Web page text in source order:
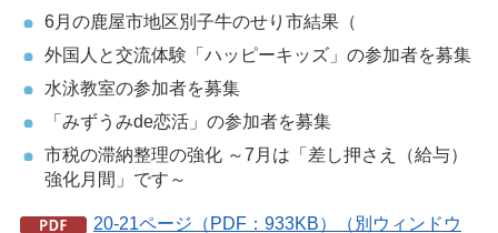
6月の鹿屋市地区別子牛のせり市結果（
外国人と交流体験「ハッピーキッズ」の参加者を募集
水泳教室の参加者を募集
「みずうみde恋活」の参加者を募集
市税の滞納整理の強化 ～7月は「差し押さえ（給与）
強化月間」です～
20-21ページ（PDF：933KB）（別ウィンドウ